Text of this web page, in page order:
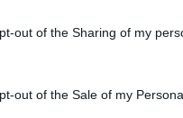
out of the Sharing of my
out of the Sale of my